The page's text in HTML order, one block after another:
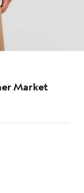
Market